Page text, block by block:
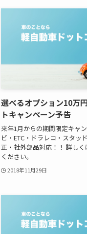
選べるオプション10万
トキャンペーン予告
来年1月からの期間限定キャ
ビ・ETC・ドラレコ・スタッ
正・社外部品対応！！ 詳し
ください。
2018年11月29日